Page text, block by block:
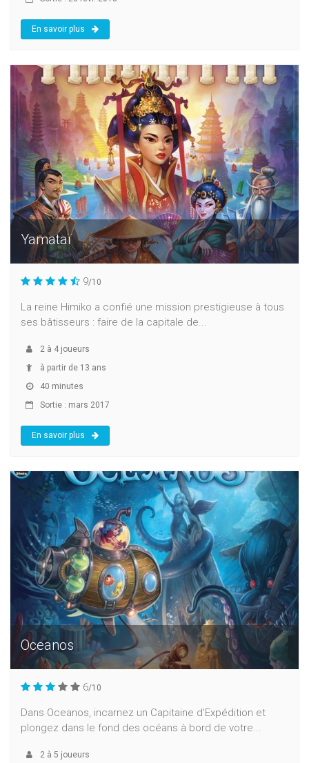
En savoir plus
Yamataï
9/10
La reine Himiko a confié une mission prestigieuse à tous
ses bâtisseurs : faire de la capitale de...
2 à 4 joueurs
à partir de 13 ans
40 minutes
Sortie : mars 2017
En savoir plus
Oceanos
6/10
Dans Oceanos, incarnez un Capitaine d'Expédition et
plongez dans le fond des océans à bord de votre...
2 à 5 joueurs